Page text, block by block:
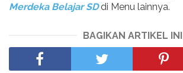
Merdeka Belajar SD di Menu lainnya.
BAGIKAN ARTIKEL INI